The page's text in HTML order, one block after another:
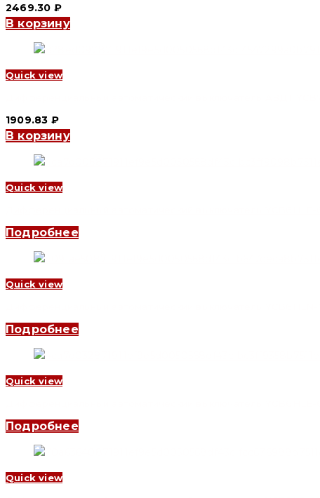
2469.30 ₽
В корзину
Quick view
1909.83 ₽
В корзину
Quick view
Подробнее
Quick view
Подробнее
Quick view
Подробнее
Quick view